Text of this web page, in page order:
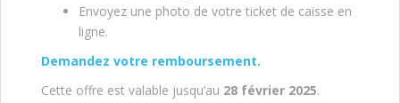
Envoyez une photo de votre ticket de caisse en
ligne.
Demandez votre remboursement.
Cette offre est valable jusqu’au 28 février 2025.